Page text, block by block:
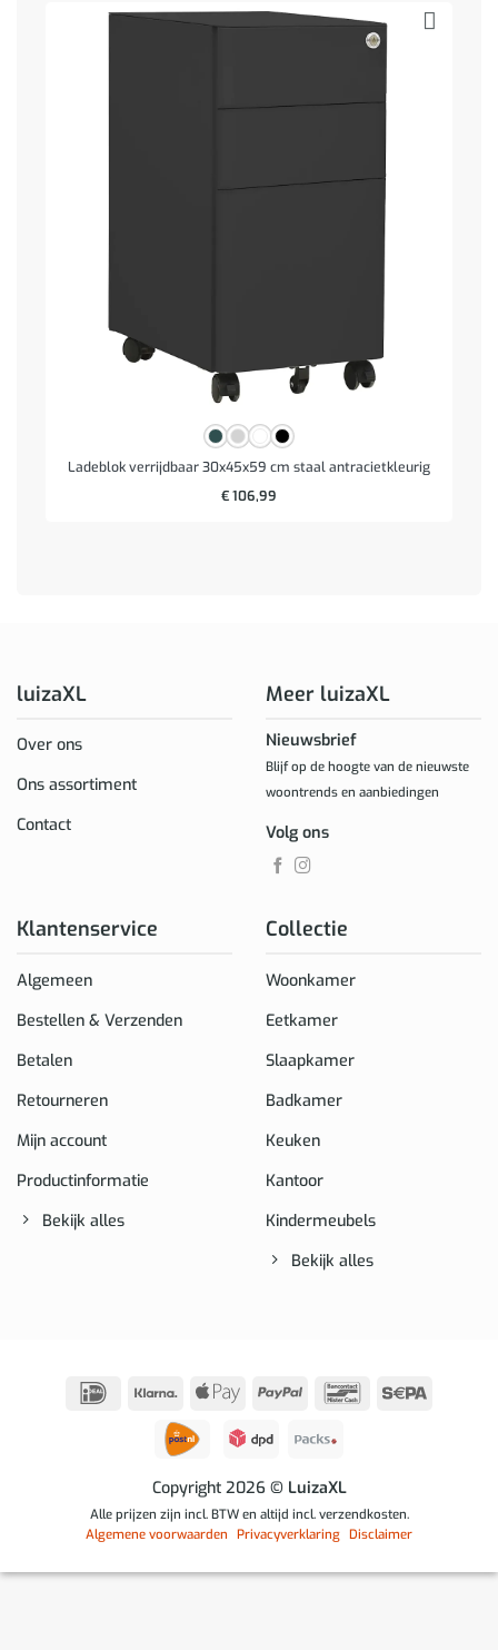
Ladeblok verrijdbaar 30x45x59 cm staal antracietkleurig
€106,99
luizaXL
Over ons
Ons assortiment
Contact
Klantenservice
Algemeen
Bestellen & Verzenden
Betalen
Retourneren
Mijn account
Productinformatie
Bekijk alles
Collectie
Woonkamer
Eetkamer
Slaapkamer
Badkamer
Keuken
Kantoor
Kindermeubels
Bekijk alles
Meer luizaXL
Nieuwsbrief
Blijf op de hoogte van de nieuwste
woontrends en aanbiedingen
Volg ons
IDeal Klarna
Apple
PayPal Bancontact
Copyright 2026 © LuizaXL
Alle prijzen zijn incl. BTW en altijd incl. verzendkosten.
Algemene voorwaarden Privacyverklaring Disclaimer